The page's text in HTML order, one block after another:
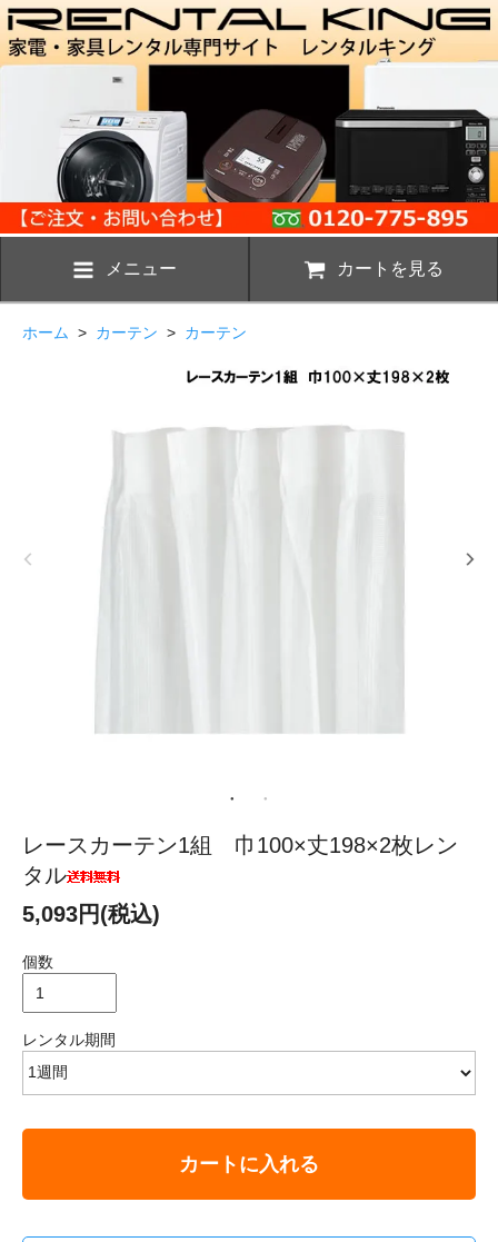
メニュー カートを見る
ホーム > カーテン > カーテン
レースカーテン1組 巾100×丈198×2枚レン
タル
5,093円(税込)
個数
レンタル期間
カートに入れる